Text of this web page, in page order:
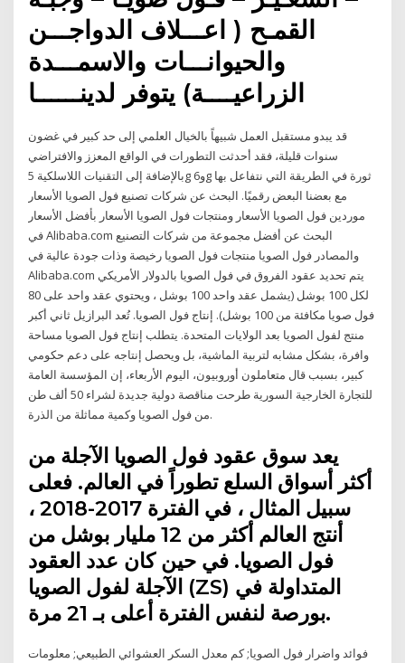
القمـح ( اعـــلاف الدواجـــن
والحيوانـــات والاسمـــدة
الزراعيــــة) يتوفر لدينــــــا
قد يبدو مستقبل العمل شبيهاً بالخيال العلمي إلى حد كبير في غضون
سنوات قليلة، فقد أحدثت التطورات في الواقع المعزز والافتراضي
بالإضافة إلى التقنيات اللاسلكية 5g و6g ثورة في الطريقة التي نتفاعل بها
مع بعضنا البعض رقميًا. البحث عن شركات تصنيع فول الصويا الأسعار
موردين فول الصويا الأسعار ومنتجات فول الصويا الأسعار بأفضل الأسعار
في Alibaba.com البحث عن أفضل مجموعة من شركات التصنيع
والمصادر فول الصويا منتجات فول الصويا رخيصة وذات جودة عالية في
Alibaba.com يتم تحديد عقود الفروق في فول الصويا بالدولار الأمريكي
لكل 100 بوشل (يشمل عقد واحد 100 بوشل ، ويحتوي عقد واحد على 80
فول صويا مكافئة من 100 بوشل). إنتاج فول الصويا. تُعد البرازيل ثاني أكبر
منتج لفول الصويا بعد الولايات المتحدة. يتطلب إنتاج فول الصويا مساحة
وافرة، بشكل مشابه لتربية الماشية، بل ويحصل إنتاجه على دعم حكومي
كبير، بسبب قال متعاملون أوروبيون، اليوم الأربعاء، إن المؤسسة العامة
للتجارة الخارجية السورية طرحت مناقصة دولية جديدة لشراء 50 ألف طن
من فول الصويا وكمية مماثلة من الذرة.
يعد سوق عقود فول الصويا الآجلة من
أكثر أسواق السلع تطوراً في العالم. فعلى
سبيل المثال ، في الفترة 2017-2018 ،
أنتج العالم أكثر من 12 مليار بوشل من
فول الصويا. في حين كان عدد العقود
الآجلة لفول الصويا (ZS) المتداولة في
بورصة لنفس الفترة أعلى بـ 21 مرة.
فوائد واضرار فول الصويا; كم معدل السكر العشوائي الطبيعي; معلومات